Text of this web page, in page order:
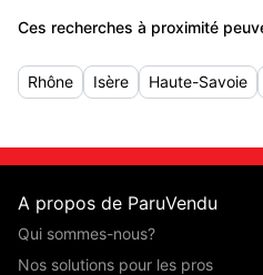
Ces recherches à proximité
Rhône Isère Haute-Savoie
A propos de ParuVendu
Qui sommes-nous?
Nos solutions pour les pros